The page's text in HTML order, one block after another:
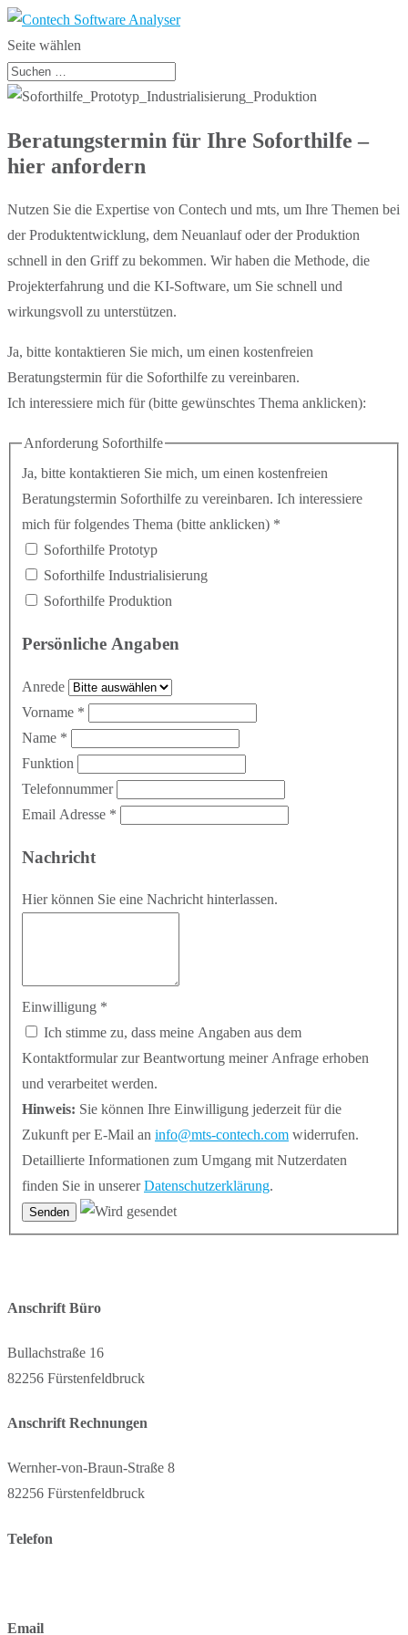
Seite wählen
Beratungstermin für Ihre Soforthilfe –
hier anfordern
Nutzen Sie die Expertise von Contech und mts, um Ihre Themen bei
der Produktentwicklung, dem Neuanlauf oder der Produktion
schnell in den Griff zu bekommen. Wir haben die Methode, die
Projekterfahrung und die KI-Software, um Sie schnell und
wirkungsvoll zu unterstützen.
Ja, bitte kontaktieren Sie mich, um einen kostenfreien
Beratungstermin für die Soforthilfe zu vereinbaren.
Ich interessiere mich für (bitte gewünschtes Thema anklicken):
Anforderung Soforthilfe
Ja, bitte kontaktieren Sie mich, um einen kostenfreien
Beratungstermin Soforthilfe zu vereinbaren. Ich interessiere
mich für folgendes Thema (bitte anklicken) *
Soforthilfe Prototyp
Soforthilfe Industrialisierung
Soforthilfe Produktion
Persönliche Angaben
Anrede
Vorname *
Name *
Funktion
Telefonnummer
Email Adresse *
Nachricht
Hier können Sie eine Nachricht hinterlassen.
Einwilligung *
Ich stimme zu, dass meine Angaben aus dem
Kontaktformular zur Beantwortung meiner Anfrage erhoben
und verarbeitet werden.
Hinweis: Sie können Ihre Einwilligung jederzeit für die
Zukunft per E-Mail an info@mts-contech.com widerrufen.
Detaillierte Informationen zum Umgang mit Nutzerdaten
finden Sie in unsererDatenschutzerklärung.
Anschrift Büro
Bullachstraße 16
82256 Fürstenfeldbruck
Anschrift Rechnungen
Wernher-von-Braun-Straße 8
82256 Fürstenfeldbruck
Telefon
Email